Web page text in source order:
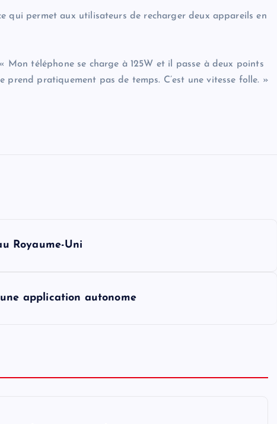
qui permet aux utilisateurs de recharger deux appareils en
téléphone se charge à 125W et il passe à deux points
pratiquement pas de temps. C’est une vitesse folle. »
Royaume-Uni
application autonome